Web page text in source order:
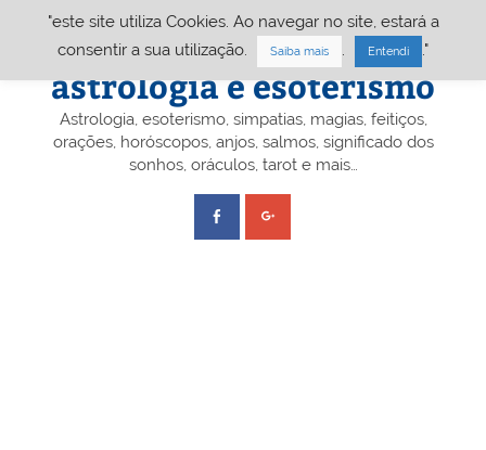
Portal A&E – Portal
astrologia e esoterismo
Astrologia, esoterismo, simpatias, magias, feitiços,
orações, horóscopos, anjos, salmos, significado dos
sonhos, oráculos, tarot e mais…
"este site utiliza Cookies. Ao navegar no site, estará a
consentir a sua utilização.
Saiba mais Entendi ."